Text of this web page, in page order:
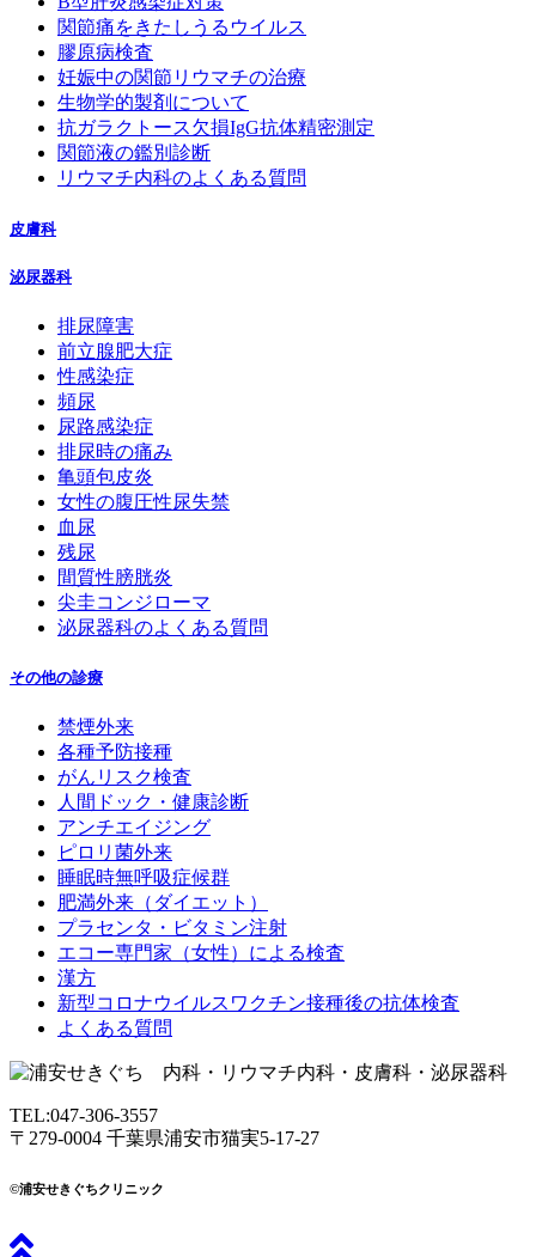
関節痛をきたしうるウイルス
膠原病検査
妊娠中の関節リウマチの治療
生物学的製剤について
抗ガラクトース欠損IgG抗体精密測定
関節液の鑑別診断
リウマチ内科のよくある質問
皮膚科
泌尿器科
排尿障害
前立腺肥大症
性感染症
頻尿
尿路感染症
排尿時の痛み
亀頭包皮炎
女性の腹圧性尿失禁
血尿
残尿
間質性膀胱炎
尖圭コンジローマ
泌尿器科のよくある質問
その他の診療
禁煙外来
各種予防接種
がんリスク検査
人間ドック・健康診断
アンチエイジング
ピロリ菌外来
睡眠時無呼吸症候群
肥満外来（ダイエット）
プラセンタ・ビタミン注射
エコー専門家（女性）による検査
漢方
新型コロナウイルスワクチン接種後の抗体検査
よくある質問
TEL:047-306-3557
〒279-0004 千葉県浦安市猫実5-17-27
©浦安せきぐちクリニック